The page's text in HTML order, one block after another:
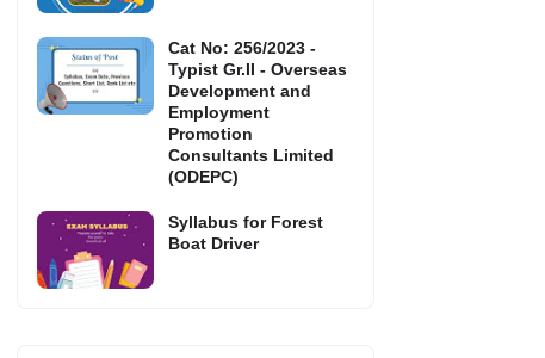
Cat No: 256/2023 -
Typist Gr.II - Overseas
Development and
Employment
Promotion
Consultants Limited
(ODEPC)
Syllabus for Forest
Boat Driver